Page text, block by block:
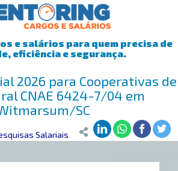
e salários para quem precisa de
eficiência e segurança.
2026 para Cooperativas de
CNAE 6424-7/04 em
SC
Salarial>Witmarsum/SC>Cooperativas de
Salariais